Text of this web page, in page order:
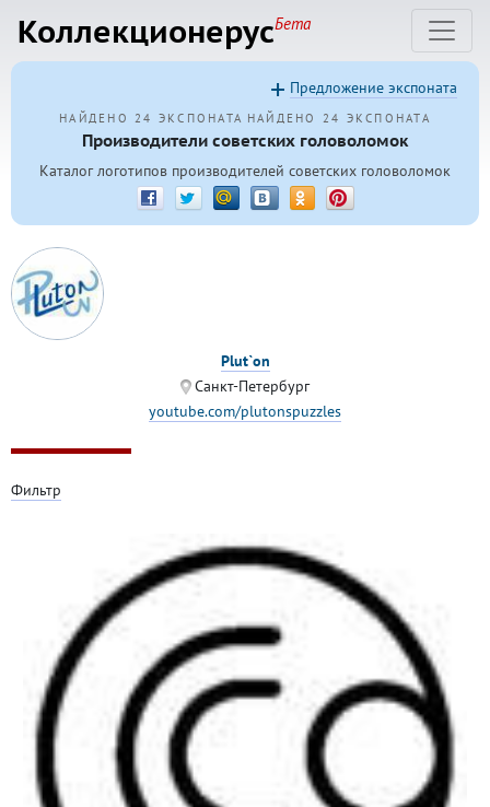
КоллекционерусБета
НАЙДЕНО 24 ЭКСПОНАТА НАЙДЕНО 24 ЭКСПОНАТА
Производители советских головоломок
Каталог логотипов производителей советских головоломок
Предложение экспоната
Plut`on
Санкт-Петербург
youtube.com/plutonspuzzles
Фильтр